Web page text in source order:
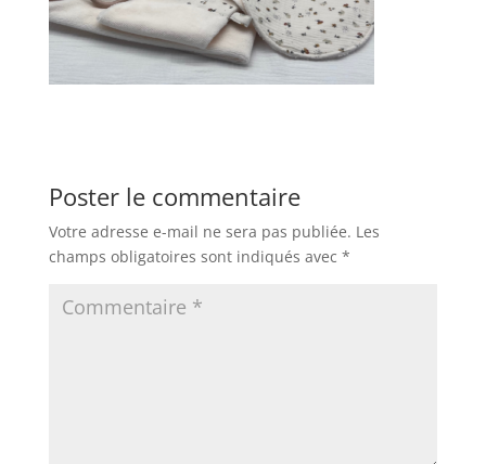
Poster le commentaire
Votre adresse e-mail ne sera pas publiée. Les
champs obligatoires sont indiqués avec *